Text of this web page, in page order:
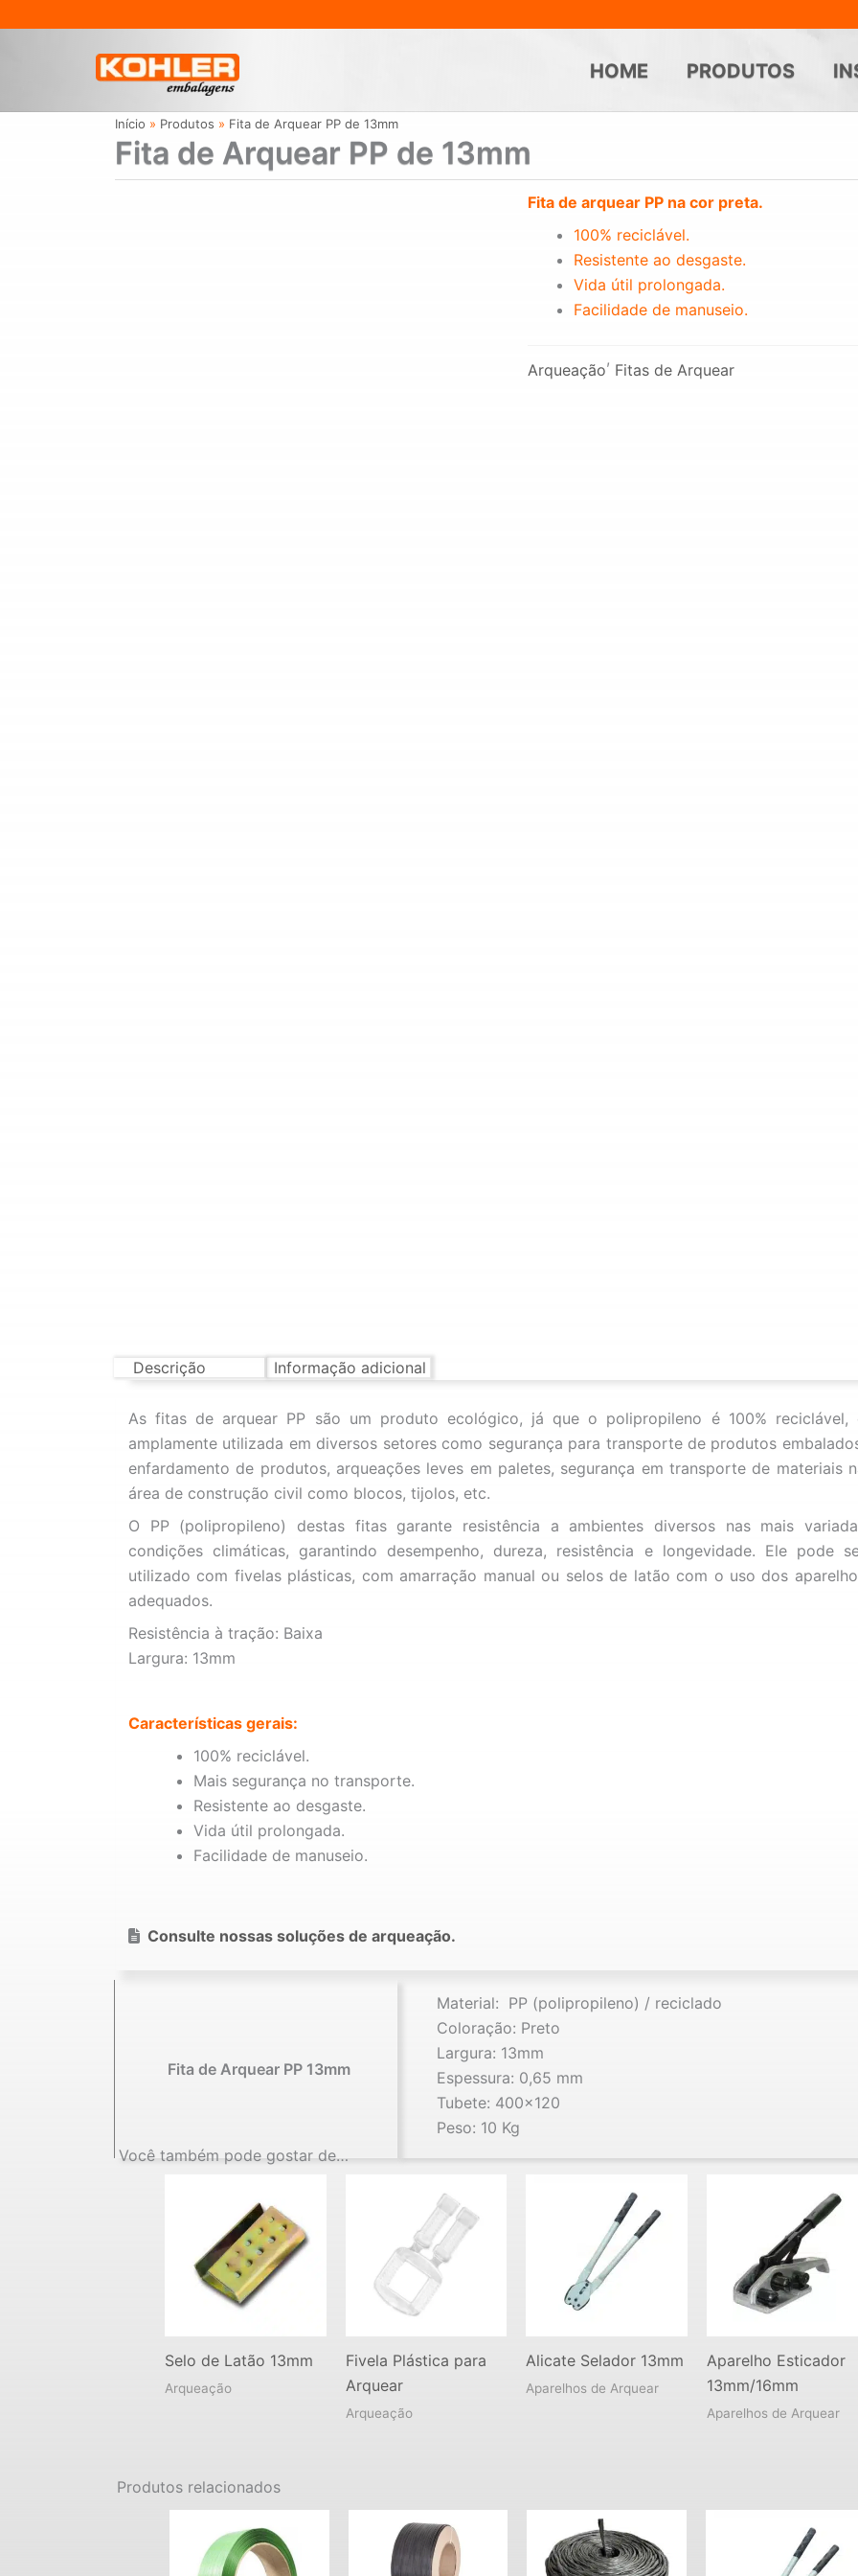
HOME PRODUTOS
Início Produtos Fita de Arquear PP de 13mm
Fita de Arquear PP de 13mm
Fita de arquear PP na cor preta.
100% reciclável.
Resistente ao desgaste.
Vida útil prolongada.
Facilidade de manuseio.
Arqueação
,
Fitas de Arquear
Descrição Informação adicional
As fitas de arquear PP são um produto ecológico, já que o polipropileno é 100% reciclável,
amplamente utilizada em diversos setores como segurança para transporte de produtos
enfardamento de produtos, arqueações leves em paletes, segurança em transporte de materiais
área de construção civil como blocos, tijolos, etc.
O PP (polipropileno) destas fitas garante resistência a ambientes diversos nas mais
condições climáticas, garantindo desempenho, dureza, resistência e longevidade. Ele pode
utilizado com fivelas plásticas, com amarração manual ou selos de latão com o uso dos
adequados.
Resistência à tração: Baixa
Largura: 13mm
Características gerais:
100% reciclável.
Mais segurança no transporte.
Resistente ao desgaste.
Vida útil prolongada.
Facilidade de manuseio.
Consulte nossas soluções de arqueação.
Fita de Arquear PP 13mm
Material: PP (polipropileno) / reciclado
Coloração: Preto
Largura: 13mm
Espessura: 0,65 mm
Tubete: 400×120
Peso: 10 Kg
Você também pode gostar de…
Selo de Latão 13mm
Arqueação
Fivela Plástica para
Arquear
Arqueação
Alicate Selador 13mm
Aparelhos de Arquear
Aparelho Esticador
13mm/16mm
Aparelhos de Arquear
Produtos relacionados